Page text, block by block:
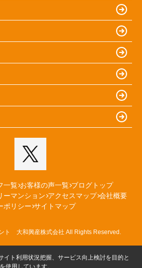
一覧 お客様の声一覧 ブログトップ
ーマンション アクセスマップ 会社概要
ポリシー サイトマップ
ト 大和興産株式会社 All Rights Reserved.
イト利用状況把握、サービス向上検討を目的と
使用しています。